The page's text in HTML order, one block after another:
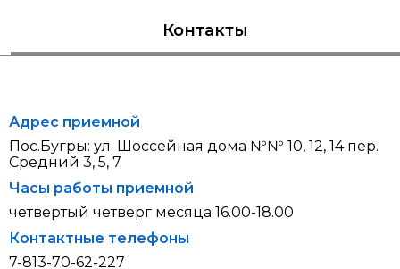
Контакты
Адрес приемной
Пос.Бугры: ул. Шоссейная дома №№ 10, 12, 14 пер.
Средний 3, 5, 7
Часы работы приемной
четвертый четверг месяца 16.00-18.00
Контактные телефоны
7-813-70-62-227